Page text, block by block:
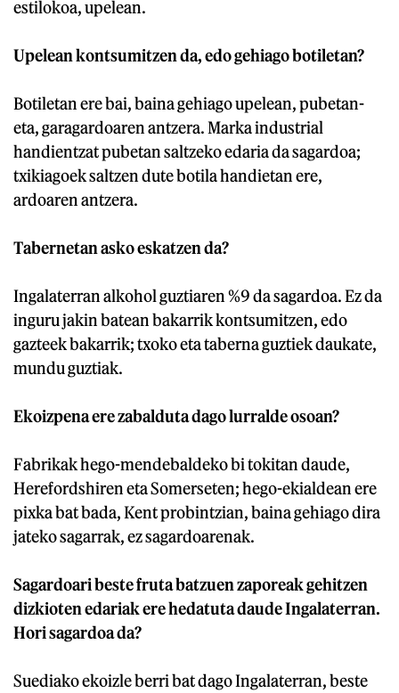
estilokoa, upelean.
Upelean kontsumitzen da, edo gehiago botiletan?
Botiletan ere bai, baina gehiago upelean, pubetan-
eta, garagardoaren antzera. Marka industrial
handientzat pubetan saltzeko edaria da sagardoa;
txikiagoek saltzen dute botila handietan ere,
ardoaren antzera.
Tabernetan asko eskatzen da?
Ingalaterran alkohol guztiaren %9 da sagardoa. Ez da
inguru jakin batean bakarrik kontsumitzen, edo
gazteek bakarrik; txoko eta taberna guztiek daukate,
mundu guztiak.
Ekoizpena ere zabalduta dago lurralde osoan?
Fabrikak hego-mendebaldeko bi tokitan daude,
Herefordshiren eta Somerseten; hego-ekialdean ere
pixka bat bada, Kent probintzian, baina gehiago dira
jateko sagarrak, ez sagardoarenak.
Sagardoari beste fruta batzuen zaporeak gehitzen
dizkioten edariak ere hedatuta daude Ingalaterran.
Hori sagardoa da?
Suediako ekoizle berri bat dago Ingalaterran, beste